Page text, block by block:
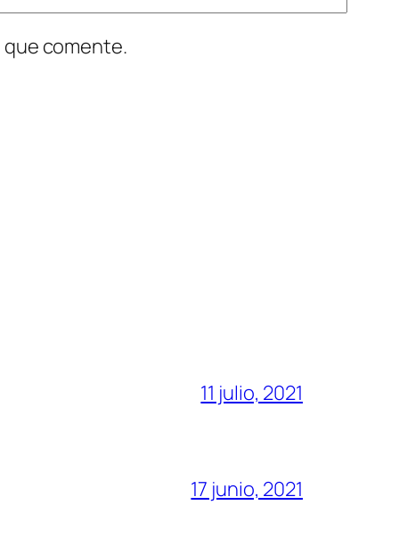
que comente.
11 julio, 2021
17 junio, 2021